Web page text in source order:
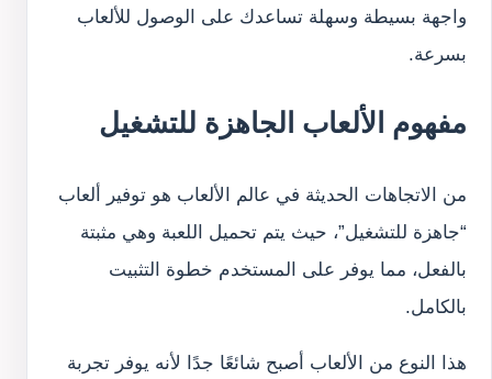
واجهة بسيطة وسهلة تساعدك على الوصول للألعاب
بسرعة.
مفهوم الألعاب الجاهزة للتشغيل
من الاتجاهات الحديثة في عالم الألعاب هو توفير ألعاب
“جاهزة للتشغيل”، حيث يتم تحميل اللعبة وهي مثبتة
بالفعل، مما يوفر على المستخدم خطوة التثبيت
بالكامل.
هذا النوع من الألعاب أصبح شائعًا جدًا لأنه يوفر تجربة